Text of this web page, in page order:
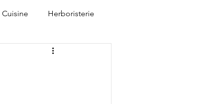
Cuisine Herboristerie